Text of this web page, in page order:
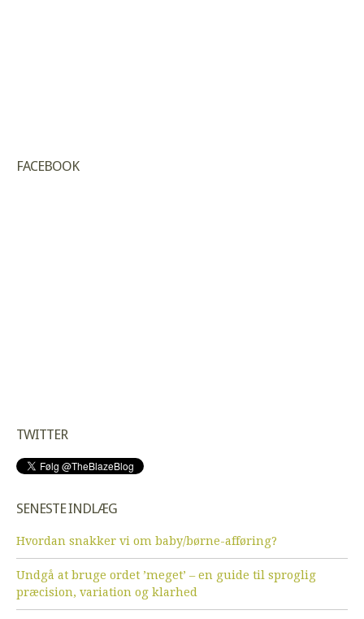
FACEBOOK
TWITTER
SENESTE INDLÆG
Hvordan snakker vi om baby/børne-afføring?
Undgå at bruge ordet ’meget’ – en guide til sproglig
præcision, variation og klarhed